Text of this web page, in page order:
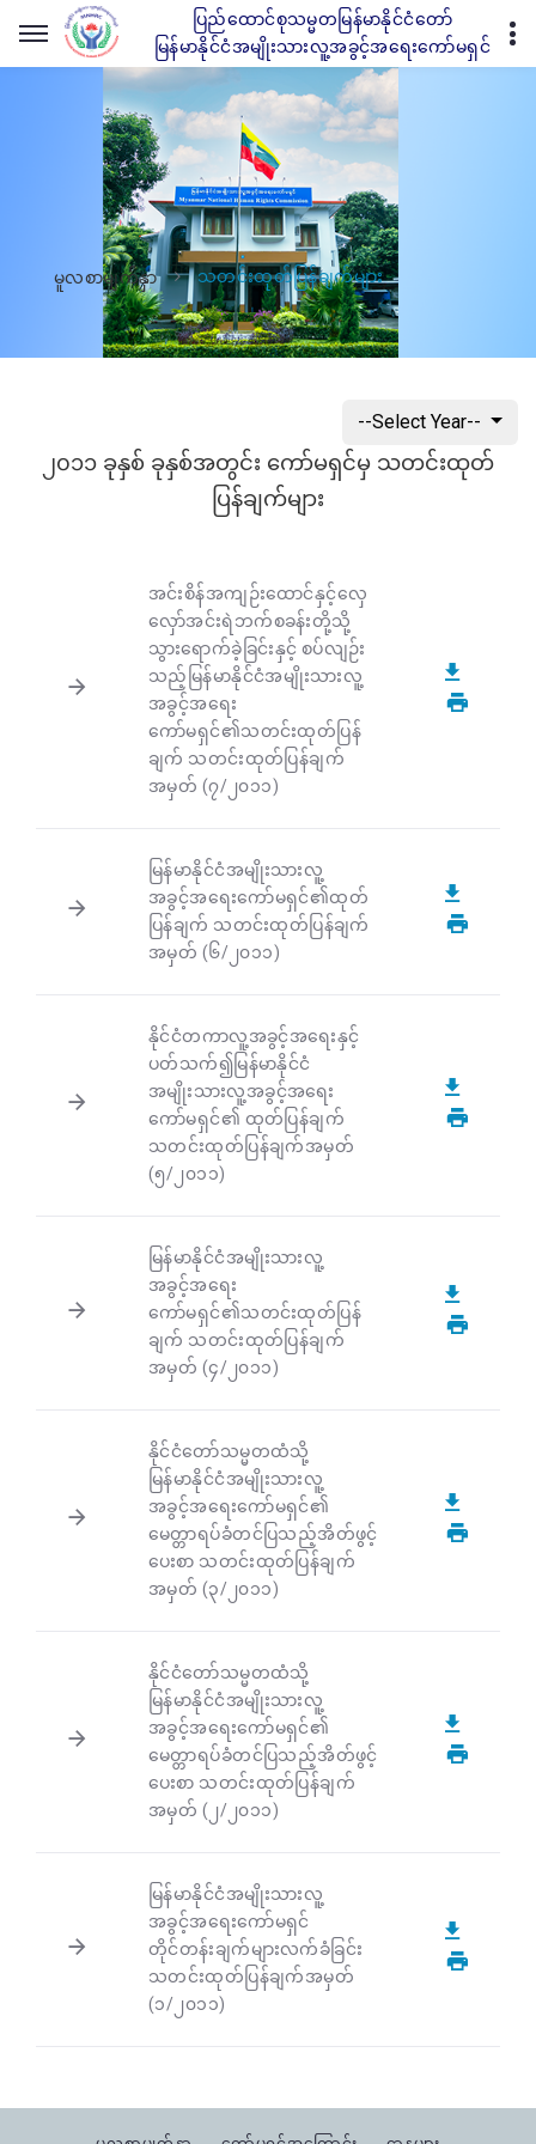
ပြည်ထောင်စုသမ္မတမြန်မာနိုင်ငံတော်
မြန်မာနိုင်ငံအမျိုးသားလူ့အခွင့်အရေးကော်မရှင်
မူလစာမျက်နှာ သတင်းထုတ်ပြန်ချက်များ
--Select Year--
၂၀၁၁ ခုနှစ် ခုနှစ်အတွင်း ကော်မရှင်မှ သတင်းထုတ်
ပြန်ချက်များ
အင်းစိန်အကျဉ်းထောင်နှင့်လှေ
လှော်အင်းရဲဘက်စခန်းတို့သို့
သွားရောက်ခဲ့ခြင်းနှင့် စပ်လျဉ်း
သည့်မြန်မာနိုင်ငံအမျိုးသားလူ့
အခွင့်အရေး
ကော်မရှင်၏သတင်းထုတ်ပြန်
ချက် သတင်းထုတ်ပြန်ချက်
အမှတ် (၇/၂၀၁၁)
မြန်မာနိုင်ငံအမျိုးသားလူ့
အခွင့်အရေးကော်မရှင်၏ထုတ်
ပြန်ချက် သတင်းထုတ်ပြန်ချက်
အမှတ် (၆/၂၀၁၁)
နိုင်ငံတကာလူ့အခွင့်အရေးနှင့်
ပတ်သက်၍မြန်မာနိုင်ငံ
အမျိုးသားလူ့အခွင့်အရေး
ကော်မရှင်၏ ထုတ်ပြန်ချက်
သတင်းထုတ်ပြန်ချက်အမှတ်
(၅/၂၀၁၁)
မြန်မာနိုင်ငံအမျိုးသားလူ့
အခွင့်အရေး
ကော်မရှင်၏သတင်းထုတ်ပြန်
ချက် သတင်းထုတ်ပြန်ချက်
အမှတ် (၄/၂၀၁၁)
နိုင်ငံတော်သမ္မတထံသို့
မြန်မာနိုင်ငံအမျိုးသားလူ့
အခွင့်အရေးကော်မရှင်၏
မေတ္တာရပ်ခံတင်ပြသည့်အိတ်ဖွင့်
ပေးစာ သတင်းထုတ်ပြန်ချက်
အမှတ် (၃/၂၀၁၁)
နိုင်ငံတော်သမ္မတထံသို့
မြန်မာနိုင်ငံအမျိုးသားလူ့
အခွင့်အရေးကော်မရှင်၏
မေတ္တာရပ်ခံတင်ပြသည့်အိတ်ဖွင့်
ပေးစာ သတင်းထုတ်ပြန်ချက်
အမှတ် (၂/၂၀၁၁)
မြန်မာနိုင်ငံအမျိုးသားလူ့
အခွင့်အရေးကော်မရှင်
တိုင်တန်းချက်များလက်ခံခြင်း
သတင်းထုတ်ပြန်ချက်အမှတ်
(၁/၂၀၁၁)